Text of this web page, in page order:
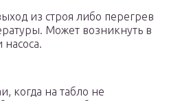
из строя либо перегрев
Может возникнуть в
насоса.
когда на табло не